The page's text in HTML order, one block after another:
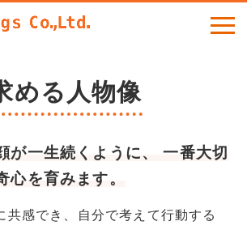
める人物像
が一生続くように、
一番大切
心を育みます。
共感でき、自分で考えて行動する